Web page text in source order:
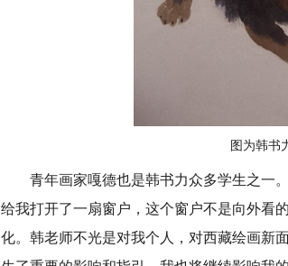
图为韩书
青年画家嘎德也是韩书力众多学生之一。
给我打开了一扇窗户，这个窗户不是向外看
化。韩老师不光是对我个人，对西藏绘画新